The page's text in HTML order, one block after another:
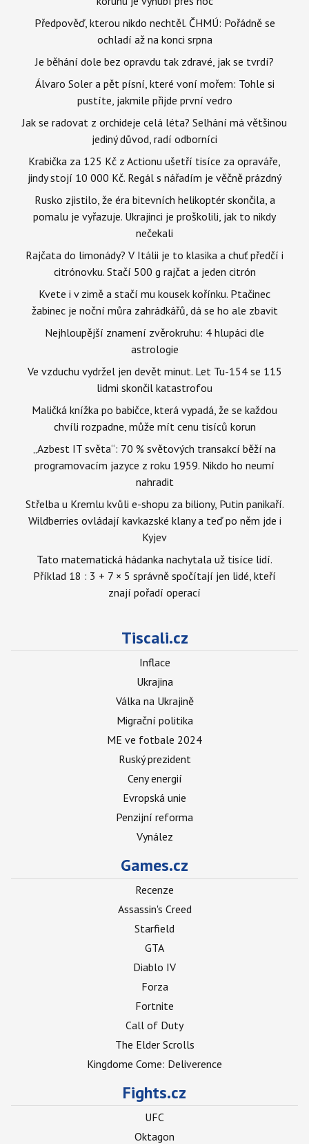
Předpověď, kterou nikdo nechtěl. ČHMÚ: Pořádně se
ochladí až na konci srpna
Je běhání dole bez opravdu tak zdravé, jak se tvrdí?
Álvaro Soler a pět písní, které voní mořem: Tohle si
pustíte, jakmile přijde první vedro
Jak se radovat z orchideje celá léta? Selhání má většinou
jediný důvod, radí odborníci
Krabička za 125 Kč z Actionu ušetří tisíce za opraváře,
jindy stojí 10 000 Kč. Regál s nářadím je věčně prázdný
Rusko zjistilo, že éra bitevních helikoptér skončila, a
pomalu je vyřazuje. Ukrajinci je proškolili, jak to nikdy
nečekali
Rajčata do limonády? V Itálii je to klasika a chuť předčí i
citrónovku. Stačí 500 g rajčat a jeden citrón
Kvete i v zimě a stačí mu kousek kořínku. Ptačinec
žabinec je noční můra zahrádkářů, dá se ho ale zbavit
Nejhloupější znamení zvěrokruhu: 4 hlupáci dle
astrologie
Ve vzduchu vydržel jen devět minut. Let Tu-154 se 115
lidmi skončil katastrofou
Maličká knížka po babičce, která vypadá, že se každou
chvíli rozpadne, může mít cenu tisíců korun
„Azbest IT světa“: 70 % světových transakcí běží na
programovacím jazyce z roku 1959. Nikdo ho neumí
nahradit
Střelba u Kremlu kvůli e-shopu za biliony, Putin panikaří.
Wildberries ovládají kavkazské klany a teď po něm jde i
Kyjev
Tato matematická hádanka nachytala už tisíce lidí.
Příklad 18 : 3 + 7 × 5 správně spočítají jen lidé, kteří
znají pořadí operací
Tiscali.cz
Inflace
Ukrajina
Válka na Ukrajině
Migrační politika
ME ve fotbale 2024
Ruský prezident
Ceny energií
Evropská unie
Penzijní reforma
Vynález
Games.cz
Recenze
Assassin's Creed
Starfield
GTA
Diablo IV
Forza
Fortnite
Call of Duty
The Elder Scrolls
Kingdome Come: Deliverence
Fights.cz
UFC
Oktagon